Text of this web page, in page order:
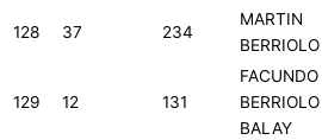
128 37 234
MARTIN
BERRIOLO
129 12 131
FACUNDO
BERRIOLO
BALAY